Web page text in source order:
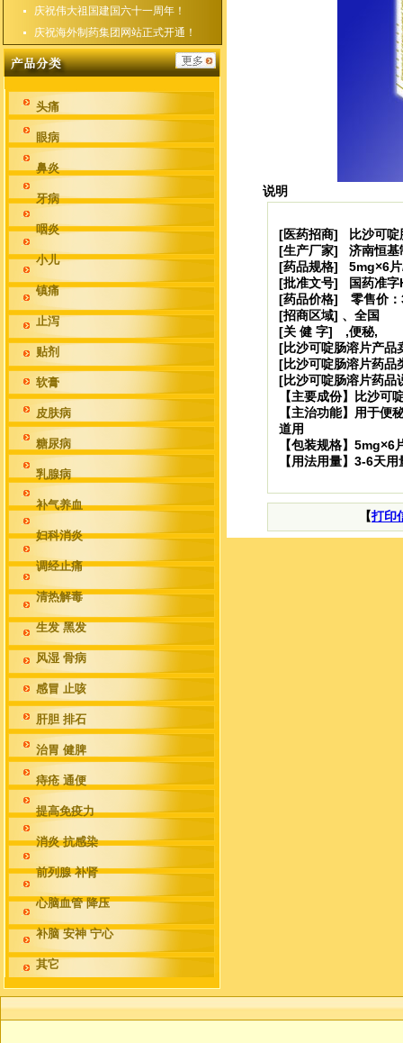
庆祝伟大祖国建国六十一周年！
庆祝海外制药集团网站正式开通！
头痛
眼病
鼻炎
牙病
咽炎
小儿
镇痛
止泻
贴剂
软膏
皮肤病
糖尿病
乳腺病
补气养血
妇科消炎
调经止痛
清热解毒
生发 黑发
风湿 骨病
感冒 止咳
肝胆 排石
治胃 健脾
痔疮 通便
提高免疫力
消炎 抗感染
前列腺 补肾
心脑血管 降压
补脑 安神 宁心
其它
说明
[医药招商] 比沙可啶
[生产厂家] 济南恒基
[药品规格] 5mg×6片
[批准文号] 国药准字
[药品价格] 零售价
[招商区域] 、全国
[关 健 字] ,便秘,
[比沙可啶肠溶片产
[比沙可啶肠溶片药品
[比沙可啶肠溶片药
【主要成份】比沙
【主治功能】用于便
道用
【包装规格】5mg×6
【用法用量】3-6天
【打印